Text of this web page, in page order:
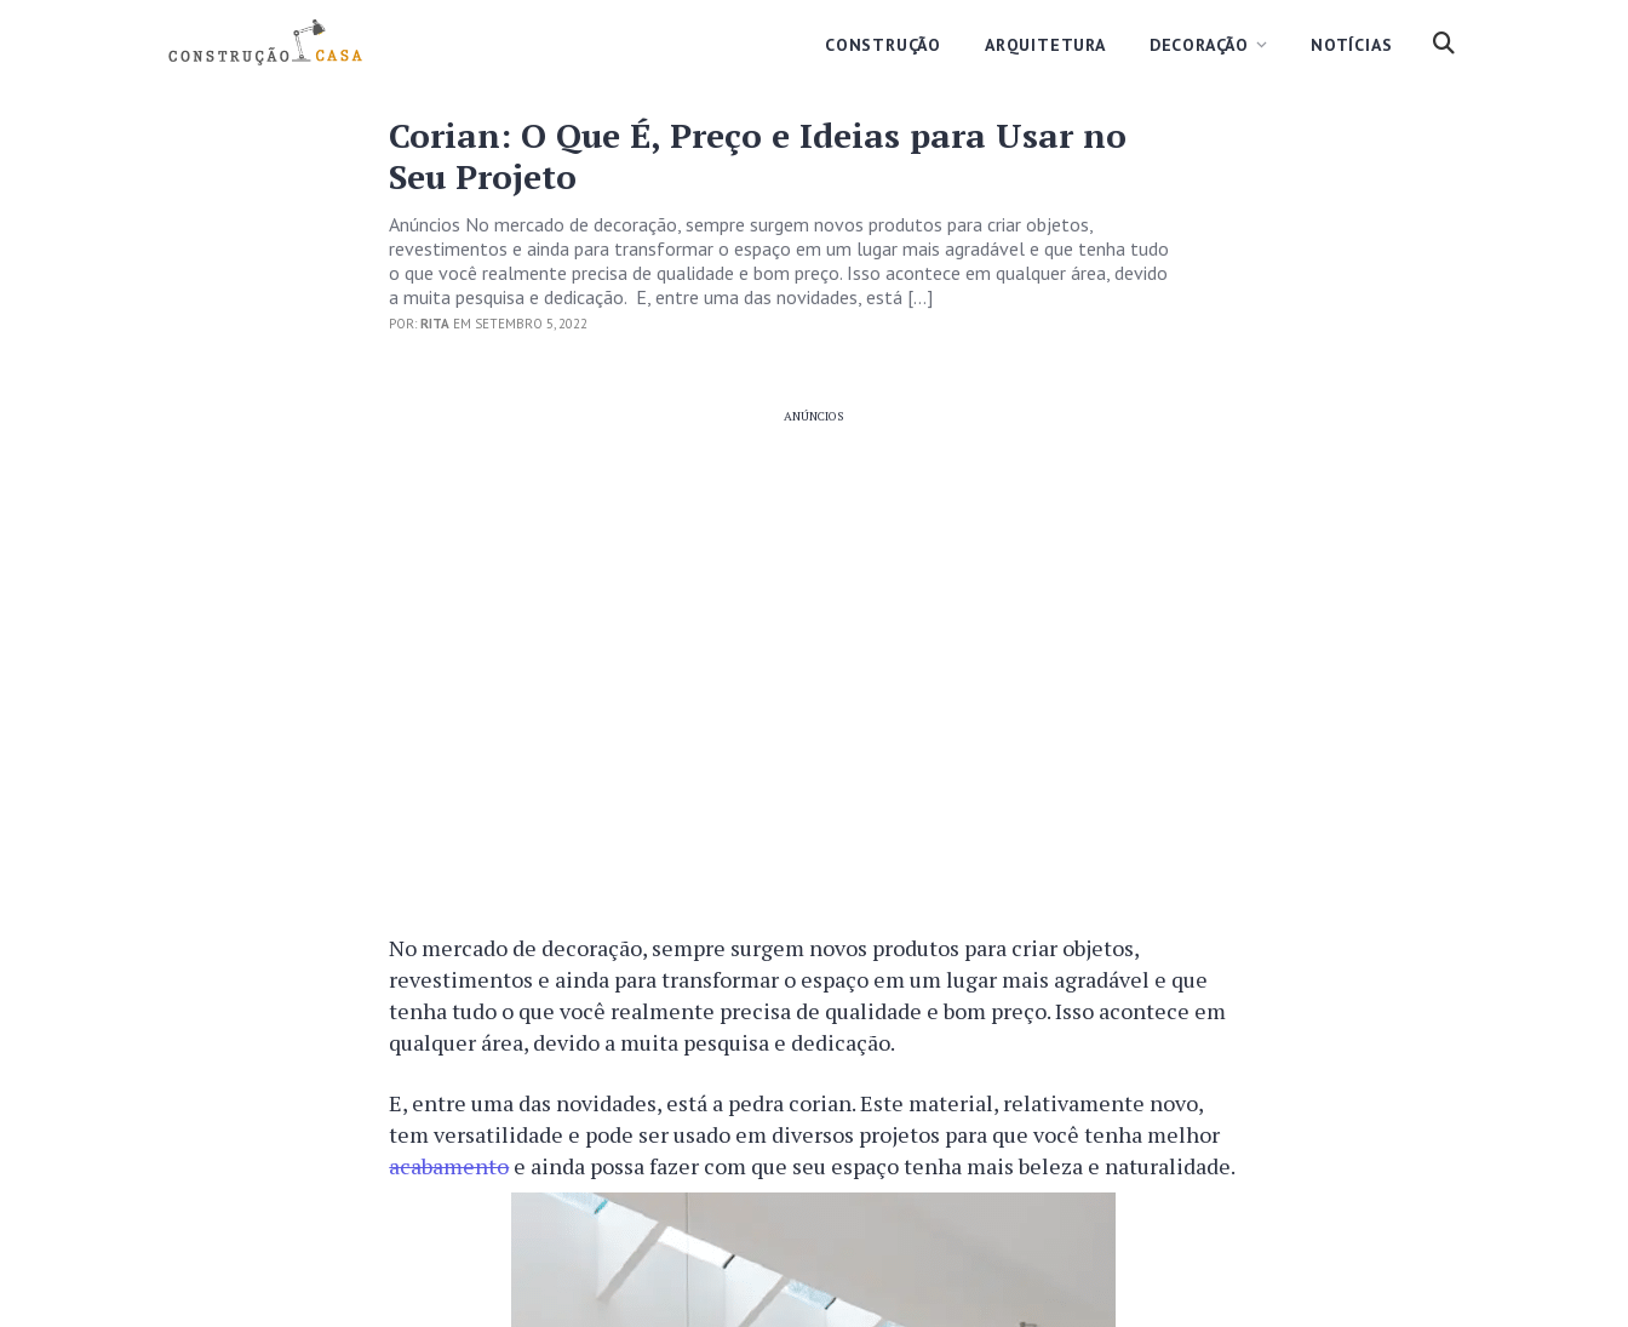
CONSTRUÇÃO ARQUITETURA DECORAÇÃO NOTÍCIAS
Corian: O Que É, Preço e Ideias para Usar no
Seu Projeto
Anúncios No mercado de decoração, sempre surgem novos produtos para criar objetos,
revestimentos e ainda para transformar o espaço em um lugar mais agradável e que tenha tudo
o que você realmente precisa de qualidade e bom preço. Isso acontece em qualquer área, devido
a muita pesquisa e dedicação. E, entre uma das novidades, está […]
POR:RITA EM SETEMBRO 5, 2022
ANÚNCIOS
No mercado de decoração, sempre surgem novos produtos para criar objetos,
revestimentos e ainda para transformar o espaço em um lugar mais agradável e que
tenha tudo o que você realmente precisa de qualidade e bom preço. Isso acontece em
qualquer área, devido a muita pesquisa e dedicação.
E, entre uma das novidades, está a pedra corian. Este material, relativamente novo,
tem versatilidade e pode ser usado em diversos projetos para que você tenha melhor
acabamentoe ainda possa fazer com que seu espaço tenha mais beleza e naturalidade.